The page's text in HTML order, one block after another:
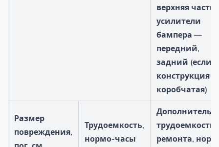
верхняя
усилители
бампера —
передний,
задний (если
конструкция
коробчатая)
Размер
повреждения,
Трудоемкость,
нормо-часы
трудоемкость
ремонта,